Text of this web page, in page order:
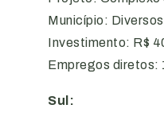
Município: Diversos
Investimento: R$
Empregos diretos:
Sul: